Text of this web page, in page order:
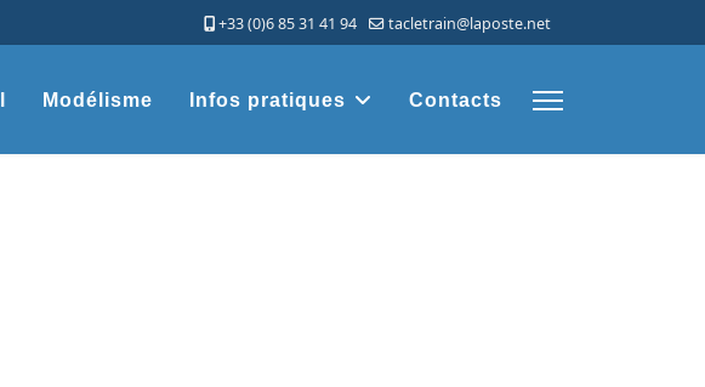
+33 (0)6 85 31 41 94 tacletrain@laposte.net
Modélisme Infos pratiques Contacts